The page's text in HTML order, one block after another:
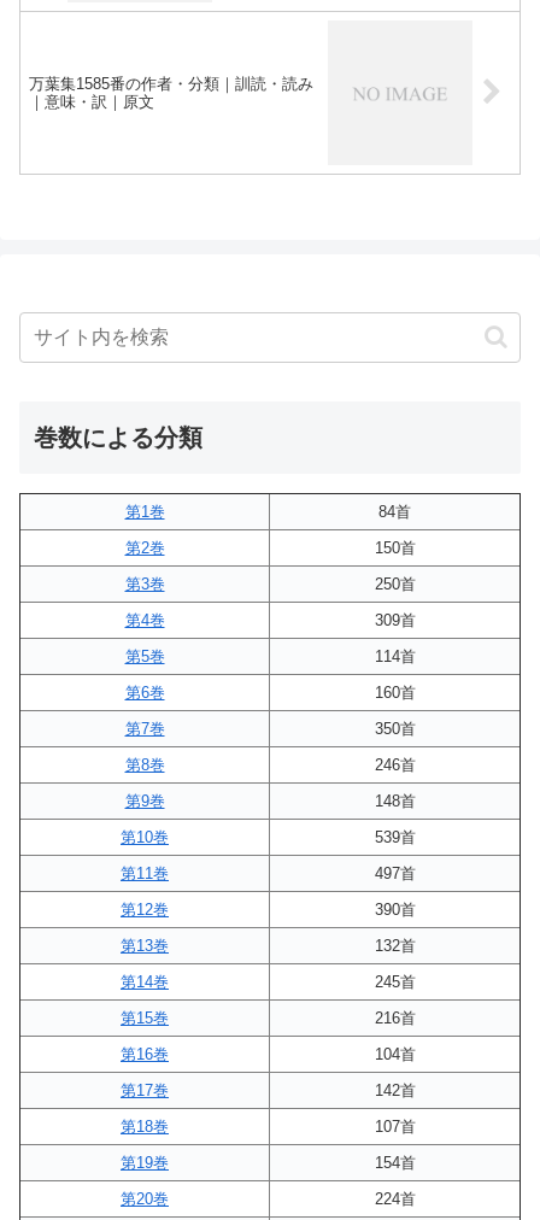
万葉集1585番の作者・分類｜訓読・読み
｜意味・訳｜原文
巻数による分類
第1巻
84首
第2巻
150首
第3巻
250首
第4巻
309首
第5巻
114首
第6巻
160首
第7巻
350首
第8巻
246首
第9巻
148首
第10巻
539首
第11巻
497首
第12巻
390首
第13巻
132首
第14巻
245首
第15巻
216首
第16巻
104首
第17巻
142首
第18巻
107首
第19巻
154首
第20巻
224首